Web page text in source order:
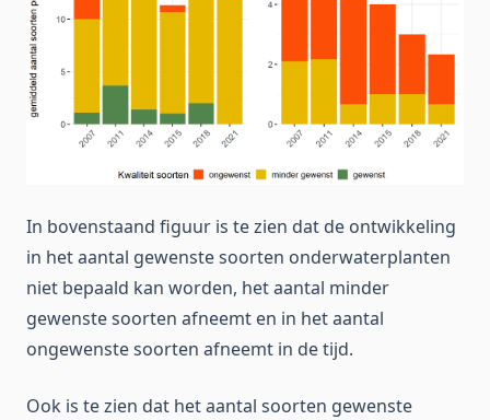
In bovenstaand figuur is te zien dat de ontwikkeling
in het aantal gewenste soorten onderwaterplanten
niet bepaald kan worden, het aantal minder
gewenste soorten afneemt en in het aantal
ongewenste soorten afneemt in de tijd.
Ook is te zien dat het aantal soorten gewenste